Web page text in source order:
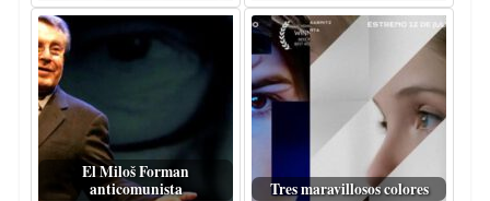
El Miloš Forman
anticomunista
Tres maravillosos colores